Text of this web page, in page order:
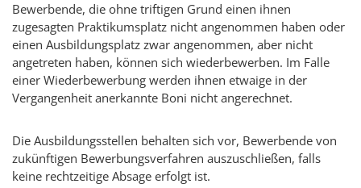
Bewerbende, die ohne triftigen Grund einen ihnen
zugesagten Praktikumsplatz nicht angenommen haben oder
einen Ausbildungsplatz zwar angenommen, aber nicht
angetreten haben, können sich wiederbewerben. Im Falle
einer Wiederbewerbung werden ihnen etwaige in der
Vergangenheit anerkannte Boni nicht angerechnet.
Die Ausbildungsstellen behalten sich vor, Bewerbende von
zukünftigen Bewerbungsverfahren auszuschließen, falls
keine rechtzeitige Absage erfolgt ist.